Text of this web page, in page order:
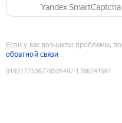
Yandex SmartCaptcha
Если у вас возникли проблемы,
обратной связи
9192177536778505497:1786241561